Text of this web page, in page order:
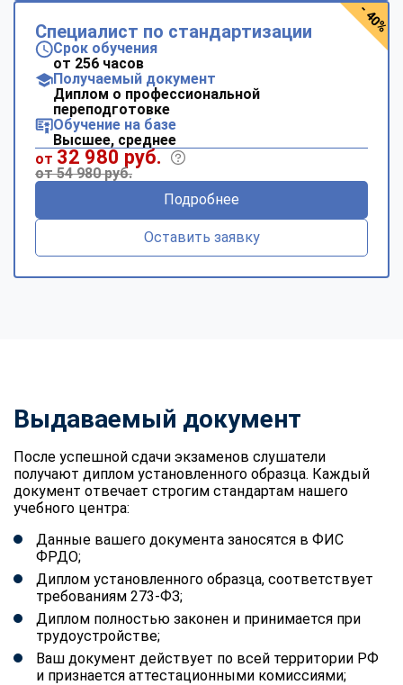
Специалист по стандартизации
Срок обучения
от 256 часов
Получаемый документ
Диплом о профессиональной
переподготовке
Обучение на базе
Высшее, среднее
от 32 980 руб.
от 54 980 руб.
Подробнее
Оставить заявку
- 40%
Выдаваемый документ
После успешной сдачи экзаменов слушатели
получают диплом установленного образца. Каждый
документ отвечает строгим стандартам нашего
учебного центра:
Данные вашего документа заносятся в ФИС
ФРДО;
Диплом установленного образца, соответствует
требованиям 273-ФЗ;
Диплом полностью законен и принимается при
трудоустройстве;
Ваш документ действует по всей территории РФ
и признается аттестационными комиссиями;